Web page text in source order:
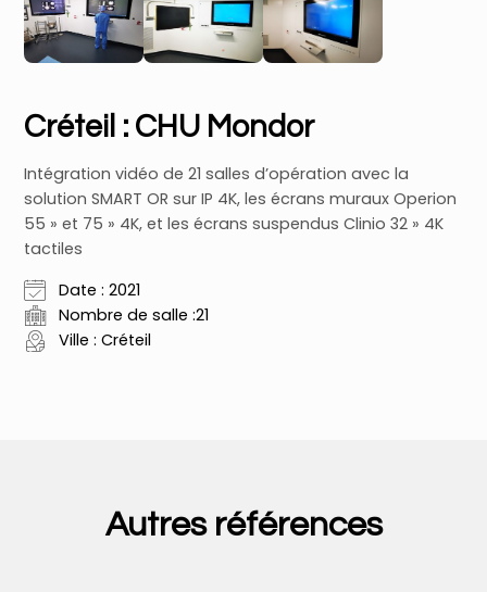
Créteil : CHU Mondor
Intégration vidéo de 21 salles d’opération avec la
solution SMART OR sur IP 4K, les écrans muraux Operion
55 » et 75 » 4K, et les écrans suspendus Clinio 32 » 4K
tactiles
Date : 2021
Nombre de salle :21
Ville : Créteil
Autres références